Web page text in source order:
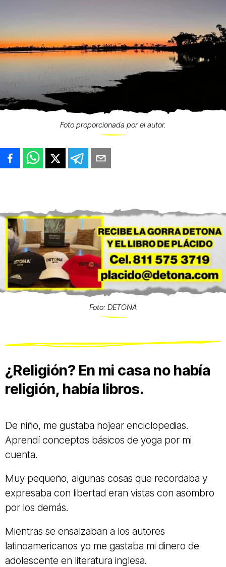
Foto proporcionada por el autor.
Foto: DETONA
¿Religión? En mi casa no había
religión, había libros.
De niño, me gustaba hojear enciclopedias.
Aprendí conceptos básicos de yoga por mi
cuenta.
Muy pequeño, algunas cosas que recordaba y
expresaba con libertad eran vistas con asombro
por los demás.
Mientras se ensalzaban a los autores
latinoamericanos yo me gastaba mi dinero de
adolescente en literatura inglesa.